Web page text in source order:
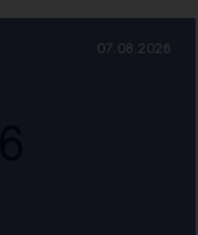
07.08.2026